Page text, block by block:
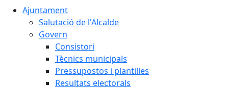
Ajuntament
Salutació de l'Alcalde
Govern
Consistori
Tècnics municipals
Pressupostos i plantilles
Resultats electorals